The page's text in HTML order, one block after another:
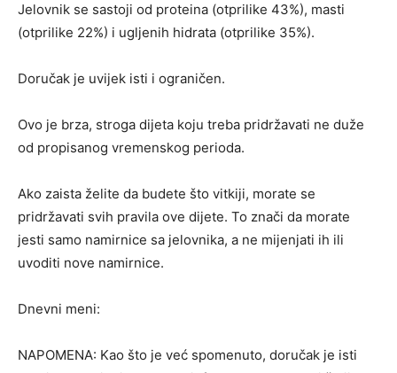
Jelovnik se sastoji od proteina (otprilike 43%), masti
(otprilike 22%) i ugljenih hidrata (otprilike 35%).
Doručak je uvijek isti i ograničen.
Ovo je brza, stroga dijeta koju treba pridržavati ne duže
od propisanog vremenskog perioda.
Ako zaista želite da budete što vitkiji, morate se
pridržavati svih pravila ove dijete. To znači da morate
jesti samo namirnice sa jelovnika, a ne mijenjati ih ili
uvoditi nove namirnice.
Dnevni meni:
NAPOMENA: Kao što je već spomenuto, doručak je isti